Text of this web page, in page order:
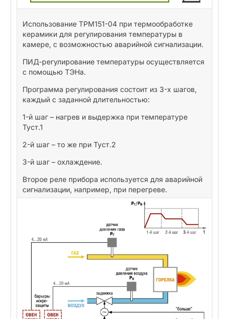
Использование ТРМ151-04 при термообработке
керамики для регулирования температуры в
камере, с возможностью аварийной сигнализации.
ПИД-регулирование температуры осуществляется
с помощью ТЭНа.
Программа регулирования состоит из 3-х шагов,
каждый с заданной длительностью:
1-й шаг – нагрев и выдержка при температуре
Туст.1
2-й шаг – то же при Туст.2
3-й шаг – охлаждение.
Второе реле прибора используется для аварийной
сигнализации, например, при перегреве.